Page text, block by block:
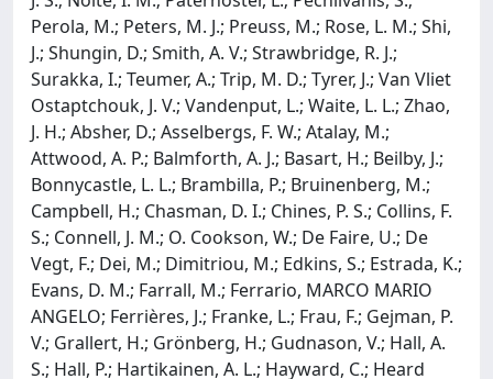
Perola, M.; Peters, M. J.; Preuss, M.; Rose, L. M.; Shi,
J.; Shungin, D.; Smith, A. V.; Strawbridge, R. J.;
Surakka, I.; Teumer, A.; Trip, M. D.; Tyrer, J.; Van Vliet
Ostaptchouk, J. V.; Vandenput, L.; Waite, L. L.; Zhao,
J. H.; Absher, D.; Asselbergs, F. W.; Atalay, M.;
Attwood, A. P.; Balmforth, A. J.; Basart, H.; Beilby, J.;
Bonnycastle, L. L.; Brambilla, P.; Bruinenberg, M.;
Campbell, H.; Chasman, D. I.; Chines, P. S.; Collins, F.
S.; Connell, J. M.; O. Cookson, W.; De Faire, U.; De
Vegt, F.; Dei, M.; Dimitriou, M.; Edkins, S.; Estrada, K.;
Evans, D. M.; Farrall, M.; Ferrario, MARCO MARIO
ANGELO; Ferrières, J.; Franke, L.; Frau, F.; Gejman, P.
V.; Grallert, H.; Grönberg, H.; Gudnason, V.; Hall, A.
S.; Hall, P.; Hartikainen, A. L.; Hayward, C.; Heard